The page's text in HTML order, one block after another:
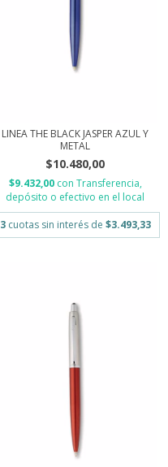
LINEA THE BLACK JASPER AZUL Y
METAL
$10.480,00
$9.432,00 con Transferencia,
depósito o efectivo en el local
3 cuotas sin interés de $3.493,33